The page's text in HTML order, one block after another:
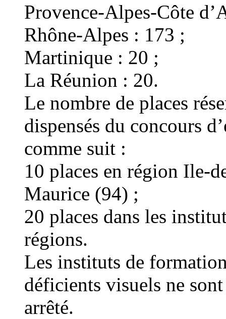
Provence-Alpes-Côte
Rhône-Alpes : 173 ;
Martinique : 20 ;
La Réunion : 20.
Le nombre de places
dispensés du concours
comme suit :
10 places en région Ile-
Maurice (94) ;
20 places dans les
régions.
Les instituts de
déficients visuels ne
arrêté.